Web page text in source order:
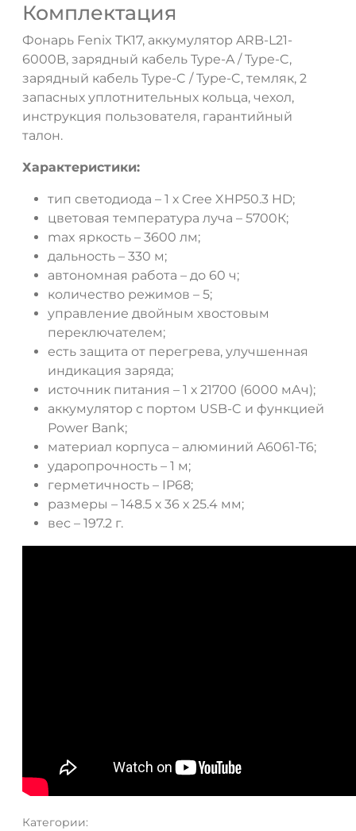
Комплектация
Фонарь Fenix TK17, аккумулятор ARB-L21-
6000B, зарядный кабель Type-A / Type-C,
зарядный кабель Type-C / Type-C, темляк, 2
запасных уплотнительных кольца, чехол,
инструкция пользователя, гарантийный
талон.
Характеристики:
тип светодиода – 1 х Cree XHP50.3 HD;
цветовая температура луча – 5700К;
max яркость – 3600 лм;
дальность – 330 м;
автономная работа – до 60 ч;
количество режимов – 5;
управление двойным хвостовым
переключателем;
есть защита от перегрева, улучшенная
индикация заряда;
источник питания – 1 х 21700 (6000 мАч);
аккумулятор с портом USB-C и функцией
Power Bank;
материал корпуса – алюминий A6061-T6;
ударопрочность – 1 м;
герметичность – IP68;
размеры – 148.5 х 36 х 25.4 мм;
вес – 197.2 г.
Категории: